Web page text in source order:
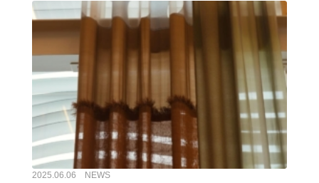
2025.06.06 NEWS